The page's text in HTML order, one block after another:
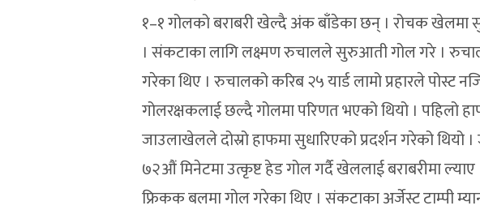
१–१ गोलको बराबरी खेल्दै अंक बाँडेका छन् । रोचक खेलमा
। संकटाका लागि लक्ष्मण रुचालले सुरुआती गोल गरे ।
गरेका थिए । रुचालको करिब २५ यार्ड लामो प्रहारले
गोलरक्षकलाई छल्दै गोलमा परिणत भएको थियो । पहिलो
जाउलाखेलले दोस्रो हाफमा सुधारिएको प्रदर्शन गरेको थियो
७२औं मिनेटमा उत्कृष्ट हेड गोल गर्दै खेललाई बराबरीमा
फ्रिकक बलमा गोल गरेका थिए । संकटाका अर्जेस्ट टाम्पी